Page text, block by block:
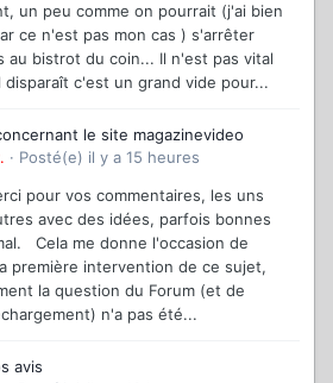
un peu comme on pourrait (j'ai bien
ce n'est pas mon cas ) s'arrêter
au bistrot du coin... Il n'est pas vital
disparaît c'est un grand vide pour...
le site magazinevideo
· Posté(e) il y a 15 heures
pour vos commentaires, les uns
avec des idées, parfois bonnes
Cela me donne l'occasion de
première intervention de ce sujet,
la question du Forum (et de
n'a pas été...
avis